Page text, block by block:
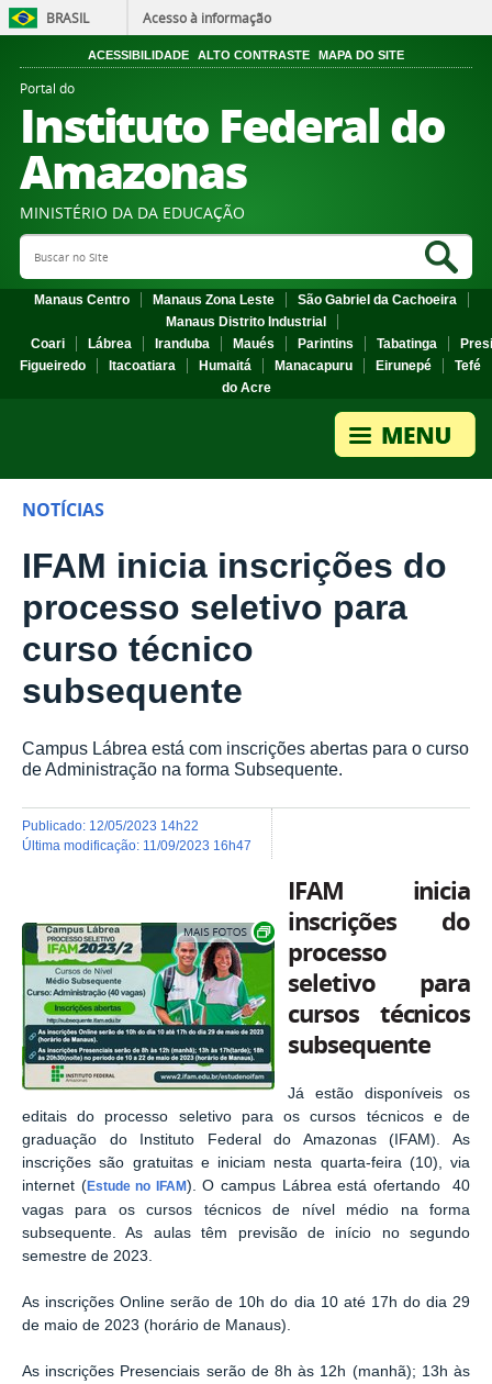
BRASIL Acesso à informação
ACESSIBILIDADE ALTO CONTRASTE MAPA DO SITE
Portal do
Instituto Federal do
Amazonas
MINISTÉRIO DA DA EDUCAÇÃO
Search Site
Manaus Centro Manaus Zona Leste
São Gabriel da Cachoeira
Manaus Distrito Industrial
Coari
Lábrea Iranduba Maués Parintins Tabatinga
Figueiredo
Itacoatiara Humaitá Manacapuru Eirunepé
Tefé
do Acre
NOTÍCIAS
IFAM inicia inscrições do
processo seletivo para
curso técnico
subsequente
Campus Lábrea está com inscrições abertas para o curso
de Administração na forma Subsequente.
publicado: 12/05/2023 14h22
última modificação: 11/09/2023 16h47
Show image carousel
IFAM inicia
inscrições do
processo
seletivo para
cursos técnicos
subsequente
Já estão disponíveis os
editais do processo seletivo para os cursos técnicos e de
graduação do Instituto Federal do Amazonas (IFAM). As
inscrições são gratuitas e iniciam nesta quarta-feira (10), via
internet (Estude no IFAM). O campus Lábrea está ofertando 40
vagas para os cursos técnicos de nível médio na forma
subsequente. As aulas têm previsão de início no segundo
semestre de 2023.
As inscrições Online serão de 10h do dia 10 até 17h do dia 29
de maio de 2023 (horário de Manaus).
As inscrições Presenciais serão de 8h às 12h (manhã); 13h às